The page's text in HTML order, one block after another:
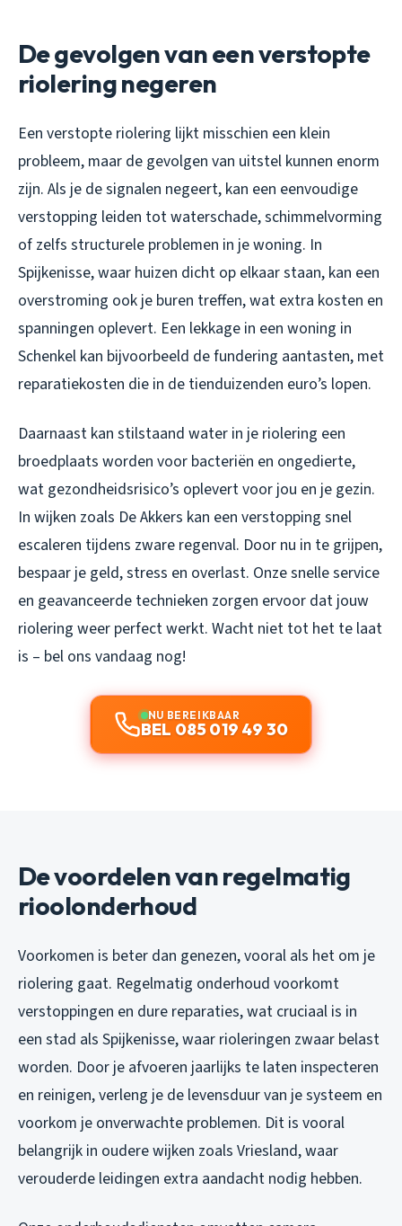
De gevolgen van een verstopte
riolering negeren
Een verstopte riolering lijkt misschien een klein
probleem, maar de gevolgen van uitstel kunnen enorm
zijn. Als je de signalen negeert, kan een eenvoudige
verstopping leiden tot waterschade, schimmelvorming
of zelfs structurele problemen in je woning. In
Spijkenisse, waar huizen dicht op elkaar staan, kan een
overstroming ook je buren treffen, wat extra kosten en
spanningen oplevert. Een lekkage in een woning in
Schenkel kan bijvoorbeeld de fundering aantasten, met
reparatiekosten die in de tienduizenden euro’s lopen.
Daarnaast kan stilstaand water in je riolering een
broedplaats worden voor bacteriën en ongedierte,
wat gezondheidsrisico’s oplevert voor jou en je gezin.
In wijken zoals De Akkers kan een verstopping snel
escaleren tijdens zware regenval. Door nu in te grijpen,
bespaar je geld, stress en overlast. Onze snelle service
en geavanceerde technieken zorgen ervoor dat jouw
riolering weer perfect werkt. Wacht niet tot het te laat
is – bel ons vandaag nog!
NU BEREIKBAAR
BEL 085 019 49 30
De voordelen van regelmatig
rioolonderhoud
Voorkomen is beter dan genezen, vooral als het om je
riolering gaat. Regelmatig onderhoud voorkomt
verstoppingen en dure reparaties, wat cruciaal is in
een stad als Spijkenisse, waar rioleringen zwaar belast
worden. Door je afvoeren jaarlijks te laten inspecteren
en reinigen, verleng je de levensduur van je systeem en
voorkom je onverwachte problemen. Dit is vooral
belangrijk in oudere wijken zoals Vriesland, waar
verouderde leidingen extra aandacht nodig hebben.